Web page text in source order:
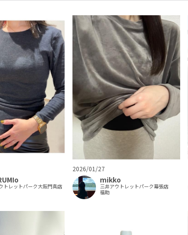
トレットパーク大阪門真店
2026/01/27
mikko
三井アウトレットパーク幕張店
福助